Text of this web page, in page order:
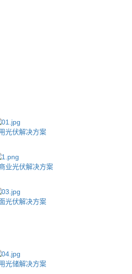
光伏解决方案
业光伏解决方案
光伏解决方案
光储解决方案